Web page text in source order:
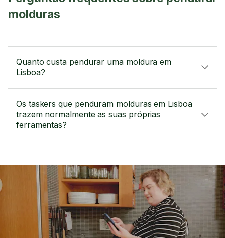
molduras
Quanto custa pendurar uma moldura em
Lisboa?
Os taskers que penduram molduras em Lisboa
trazem normalmente as suas próprias
ferramentas?